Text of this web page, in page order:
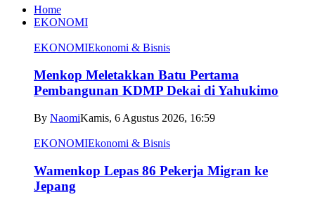
Home
EKONOMI
EKONOMIEkonomi & Bisnis
Menkop Meletakkan Batu Pertama
Pembangunan KDMP Dekai di Yahukimo
By NaomiKamis, 6 Agustus 2026, 16:59
EKONOMIEkonomi & Bisnis
Wamenkop Lepas 86 Pekerja Migran ke
Jepang